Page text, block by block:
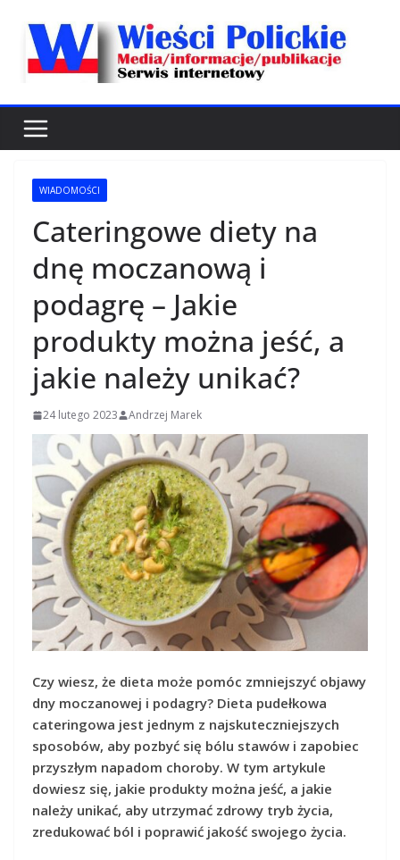
WIADOMOŚCI
Cateringowe diety na
dnę moczanową i
podagrę – Jakie
produkty można jeść, a
jakie należy unikać?
24 lutego 2023 Andrzej Marek
Czy wiesz, że dieta może pomóc zmniejszyć objawy
dny moczanowej i podagry? Dieta pudełkowa
cateringowa jest jednym z najskuteczniejszych
sposobów, aby pozbyć się bólu stawów i zapobiec
przyszłym napadom choroby. W tym artykule
dowiesz się, jakie produkty można jeść, a jakie
należy unikać, aby utrzymać zdrowy tryb życia,
zredukować ból i poprawić jakość swojego życia.